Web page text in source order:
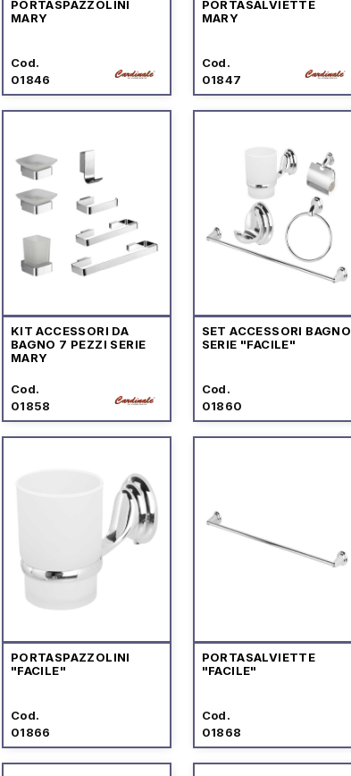
PORTASPAZZOLINI
MARY
Cod.
01846
PORTASALVIETTE
MARY
Cod.
01847
KIT ACCESSORI DA
BAGNO 7 PEZZI SERIE
MARY
Cod.
01858
SET ACCESSORI BAGNO
SERIE "FACILE"
Cod.
01860
PORTASPAZZOLINI
"FACILE"
Cod.
01866
PORTASALVIETTE
"FACILE"
Cod.
01868